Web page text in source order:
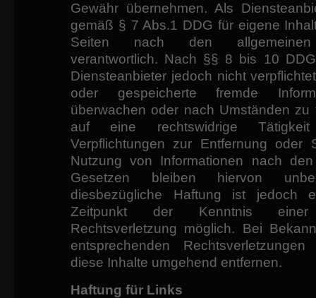
Gewähr übernehmen. Als
gemäß § 7 Abs.1 DDG für eigene
Seiten nach den allgemeinen
verantwortlich. Nach §§ 8 bis 10
Diensteanbieter jedoch nicht
oder gespeicherte fremde
überwachen oder nach Umständen zu
auf eine rechtswidrige Tätigkeit
Verpflichtungen zur Entfernung oder
Nutzung von Informationen nach
Gesetzen bleiben hiervon
diesbezügliche Haftung ist jedoch
Zeitpunkt der Kenntnis einer
Rechtsverletzung möglich. Bei
entsprechenden
diese Inhalte umgehend entfernen.
Haftung für Links